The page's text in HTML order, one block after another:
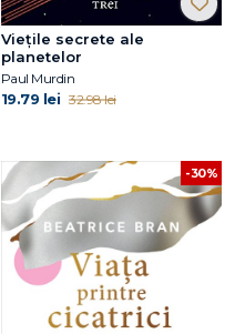
Viețile secrete ale
planetelor
Paul Murdin
19.79 lei 32.98 lei
-30%